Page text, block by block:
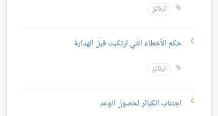
الرقائق
حكم الأخطاء التي ارتكبت قبل الهداية
الرقائق
اجتناب الكبائر لحصول الوعد